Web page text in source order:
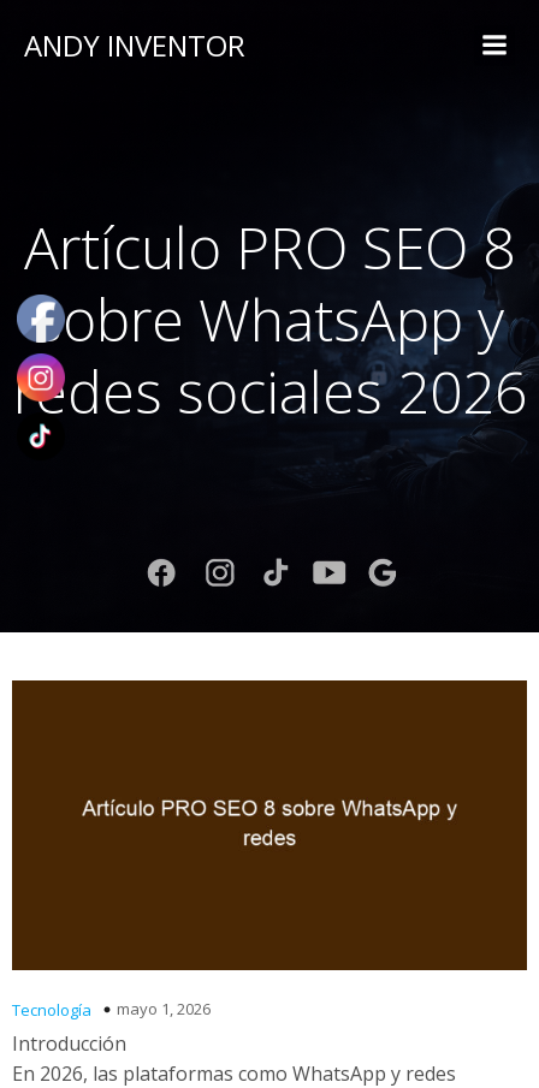
ANDY INVENTOR
Artículo PRO SEO 8
sobre WhatsApp y
redes sociales 2026
Tecnología mayo 1, 2026
Introducción
En 2026, las plataformas como WhatsApp y redes